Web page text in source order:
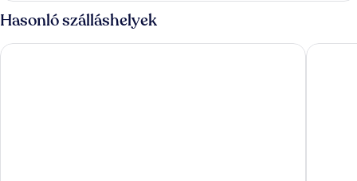
Hasonló szálláshelyek
Rome Marriott Park Hotel